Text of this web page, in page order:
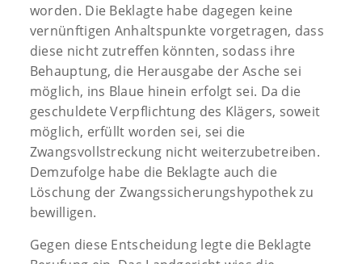
worden. Die Beklagte habe dagegen keine
vernünftigen Anhaltspunkte vorgetragen, dass
diese nicht zutreffen könnten, sodass ihre
Behauptung, die Herausgabe der Asche sei
möglich, ins Blaue hinein erfolgt sei. Da die
geschuldete Verpflichtung des Klägers, soweit
möglich, erfüllt worden sei, sei die
Zwangsvollstreckung nicht weiterzubetreiben.
Demzufolge habe die Beklagte auch die
Löschung der Zwangssicherungshypothek zu
bewilligen.
Gegen diese Entscheidung legte die Beklagte